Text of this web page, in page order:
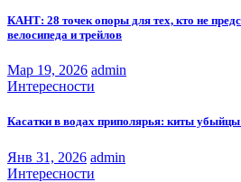
КАНТ: 28 точек опоры для тех, кто не
велосипеда и трейлов
Мар 19, 2026 admin
Интересности
Касатки в водах приполярья: киты
Янв 31, 2026 admin
Интересности